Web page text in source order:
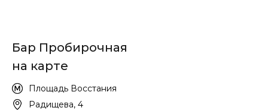
Бар Пробирочная
на карте
Радищева, 4
Площадь Восстания